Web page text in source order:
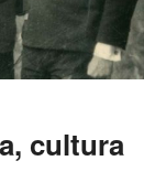
cultura